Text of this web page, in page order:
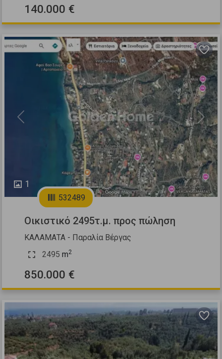
140.000 €
1
Previous Next
532489
Οικιστικό 2495τ.μ. προς πώληση
ΚΑΛΑΜΑΤΑ - Παραλία Βέργας
2495 m2
850.000 €